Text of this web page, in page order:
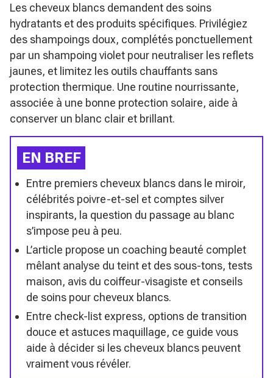
Les cheveux blancs demandent des soins
hydratants et des produits spécifiques. Privilégiez
des shampoings doux, complétés ponctuellement
par un shampoing violet pour neutraliser les reflets
jaunes, et limitez les outils chauffants sans
protection thermique. Une routine nourrissante,
associée à une bonne protection solaire, aide à
conserver un blanc clair et brillant.
EN BREF
Entre premiers cheveux blancs dans le miroir,
célébrités poivre-et-sel et comptes silver
inspirants, la question du passage au blanc
s’impose peu à peu.
L’article propose un coaching beauté complet
mêlant analyse du teint et des sous-tons, tests
maison, avis du coiffeur-visagiste et conseils
de soins pour cheveux blancs.
Entre check-list express, options de transition
douce et astuces maquillage, ce guide vous
aide à décider si les cheveux blancs peuvent
vraiment vous révéler.